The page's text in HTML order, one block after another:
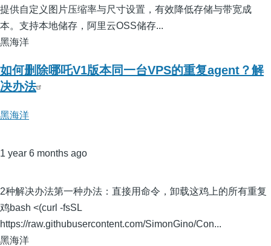
提供自定义图片压缩率与尺寸设置，有效降低存储与带宽成
本。支持本地储存，阿里云OSS储存...
黑海洋
如何删除哪吒V1版本同一台VPS的重复agent？解
决办法
黑海洋
1 year 6 months ago
2种解决办法第一种办法：直接用命令，卸载这鸡上的所有重复
鸡bash <(curl -fsSL
https://raw.githubusercontent.com/SimonGino/Con...
黑海洋